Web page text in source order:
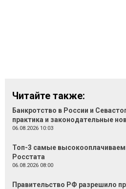
Читайте также:
Банкротство в России и
практика и законодательные
06.08.2026 10:03
Топ-3 самые
Росстата
06.08.2026 08:00
Правительство РФ разрешило